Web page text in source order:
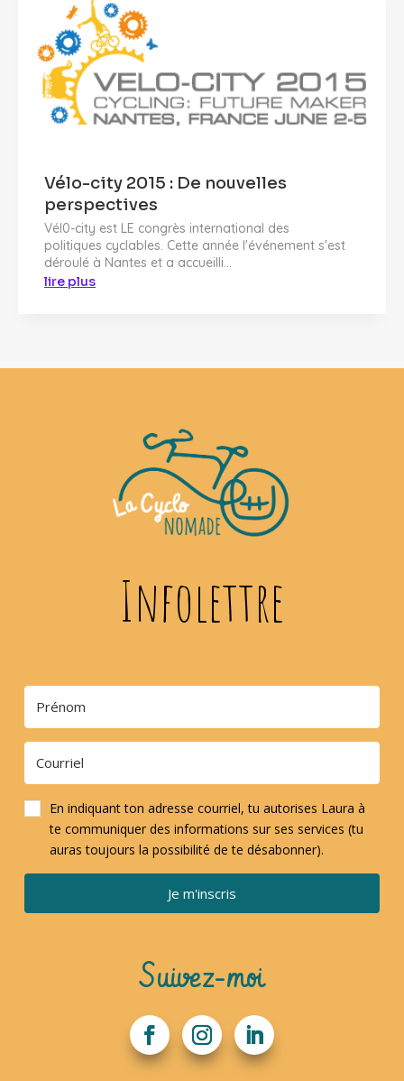
Vélo-city 2015 : De nouvelles
perspectives
Vél0-city est LE congrès international des
politiques cyclables. Cette année l'événement s'est
déroulé à Nantes et a accueilli...
lire plus
Infolettre
En indiquant ton adresse courriel, tu autorises Laura à
te communiquer des informations sur ses services (tu
auras toujours la possibilité de te désabonner).
Je m'inscris
Suivez-moi